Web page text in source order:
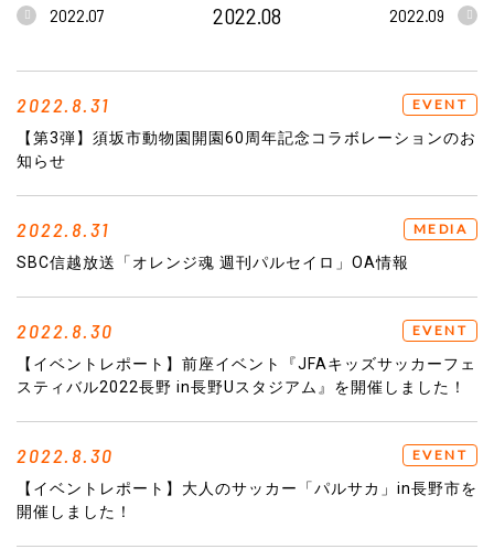
2022.07 2022.08 2022.09
2022.8.31 EVENT
【第3弾】須坂市動物園開園60周年記念コラボレーションのお
知らせ
2022.8.31 MEDIA
SBC信越放送「オレンジ魂 週刊パルセイロ」OA情報
2022.8.30 EVENT
【イベントレポート】前座イベント『JFAキッズサッカーフェ
スティバル2022長野 in長野Uスタジアム』を開催しました！
2022.8.30 EVENT
【イベントレポート】大人のサッカー「パルサカ」in長野市を
開催しました！